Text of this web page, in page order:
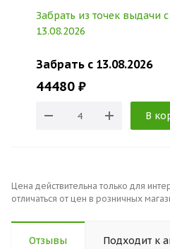
Забрать из точек выдачи c
13.08.2026
Забрать c 13.08.2026
44480 ₽
В
Цена действительна только для
отличаться от цен в розничных
Отзывы Подходит к